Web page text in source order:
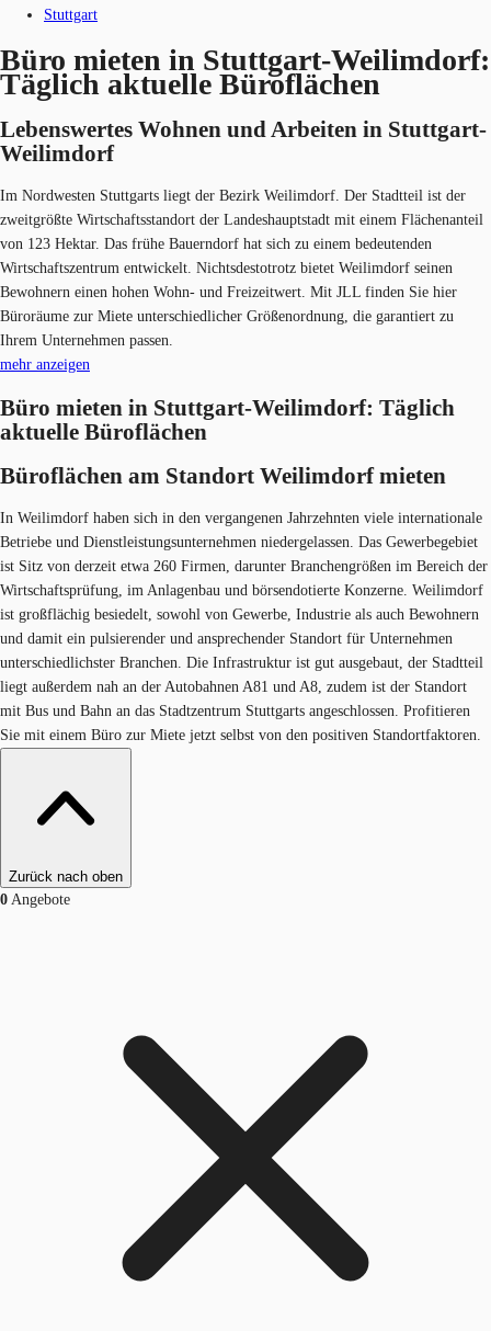
Stuttgart
Büro mieten in Stuttgart-Weilimdorf:
Täglich aktuelle Büroflächen
Lebenswertes Wohnen und Arbeiten in Stuttgart-
Weilimdorf
Im Nordwesten Stuttgarts liegt der Bezirk Weilimdorf. Der Stadtteil ist der
zweitgrößte Wirtschaftsstandort der Landeshauptstadt mit einem Flächenanteil
von 123 Hektar. Das frühe Bauerndorf hat sich zu einem bedeutenden
Wirtschaftszentrum entwickelt. Nichtsdestotrotz bietet Weilimdorf seinen
Bewohnern einen hohen Wohn- und Freizeitwert. Mit JLL finden Sie hier
Büroräume zur Miete unterschiedlicher Größenordnung, die garantiert zu
Ihrem Unternehmen passen.
mehr anzeigen
Büro mieten in Stuttgart-Weilimdorf: Täglich
aktuelle Büroflächen
Büroflächen am Standort Weilimdorf mieten
In Weilimdorf haben sich in den vergangenen Jahrzehnten viele internationale
Betriebe und Dienstleistungsunternehmen niedergelassen. Das Gewerbegebiet
ist Sitz von derzeit etwa 260 Firmen, darunter Branchengrößen im Bereich der
Wirtschaftsprüfung, im Anlagenbau und börsendotierte Konzerne. Weilimdorf
ist großflächig besiedelt, sowohl von Gewerbe, Industrie als auch Bewohnern
und damit ein pulsierender und ansprechender Standort für Unternehmen
unterschiedlichster Branchen. Die Infrastruktur ist gut ausgebaut, der Stadtteil
liegt außerdem nah an der Autobahnen A81 und A8, zudem ist der Standort
mit Bus und Bahn an das Stadtzentrum Stuttgarts angeschlossen. Profitieren
Sie mit einem Büro zur Miete jetzt selbst von den positiven Standortfaktoren.
Zurück nach oben
0 Angebote